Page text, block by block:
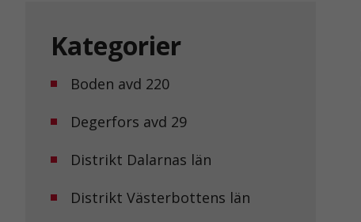
Kategorier
Boden avd 220
Degerfors avd 29
Distrikt Dalarnas län
Distrikt Västerbottens län